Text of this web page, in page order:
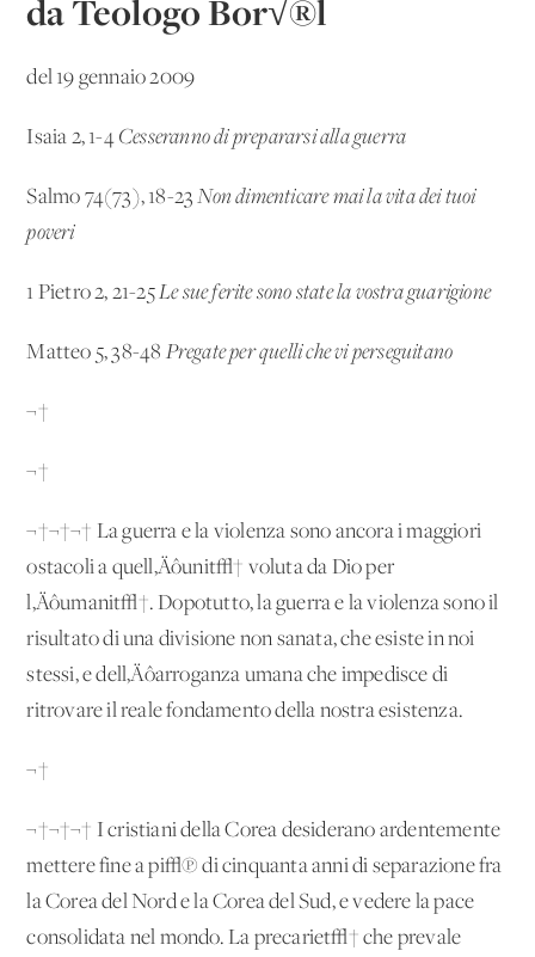
da Teologo Bor√®l
del 19 gennaio 2009
Isaia 2, 1-4 Cesseranno di prepararsi alla guerra
Salmo 74(73), 18-23Non dimenticare mai la vita dei tuoi
poveri
1 Pietro 2, 21-25Le sue ferite sono state la vostra guarigione
Matteo 5, 38-48 Pregate per quelli che vi perseguitano
¬†
¬†
¬†¬†¬† La guerra e la violenza sono ancora i maggiori
ostacoli a quell‚Äôunit√† voluta da Dio per
l‚Äôumanit√†. Dopotutto, la guerra e la violenza sono il
risultato di una divisione non sanata, che esiste in noi
stessi, e dell‚Äôarroganza umana che impedisce di
ritrovare il reale fondamento della nostra esistenza.
¬†
¬†¬†¬† I cristiani della Corea desiderano ardentemente
mettere fine a pi√π di cinquanta anni di separazione fra
la Corea del Nord e la Corea del Sud, e vedere la pace
consolidata nel mondo. La precariet√† che prevale